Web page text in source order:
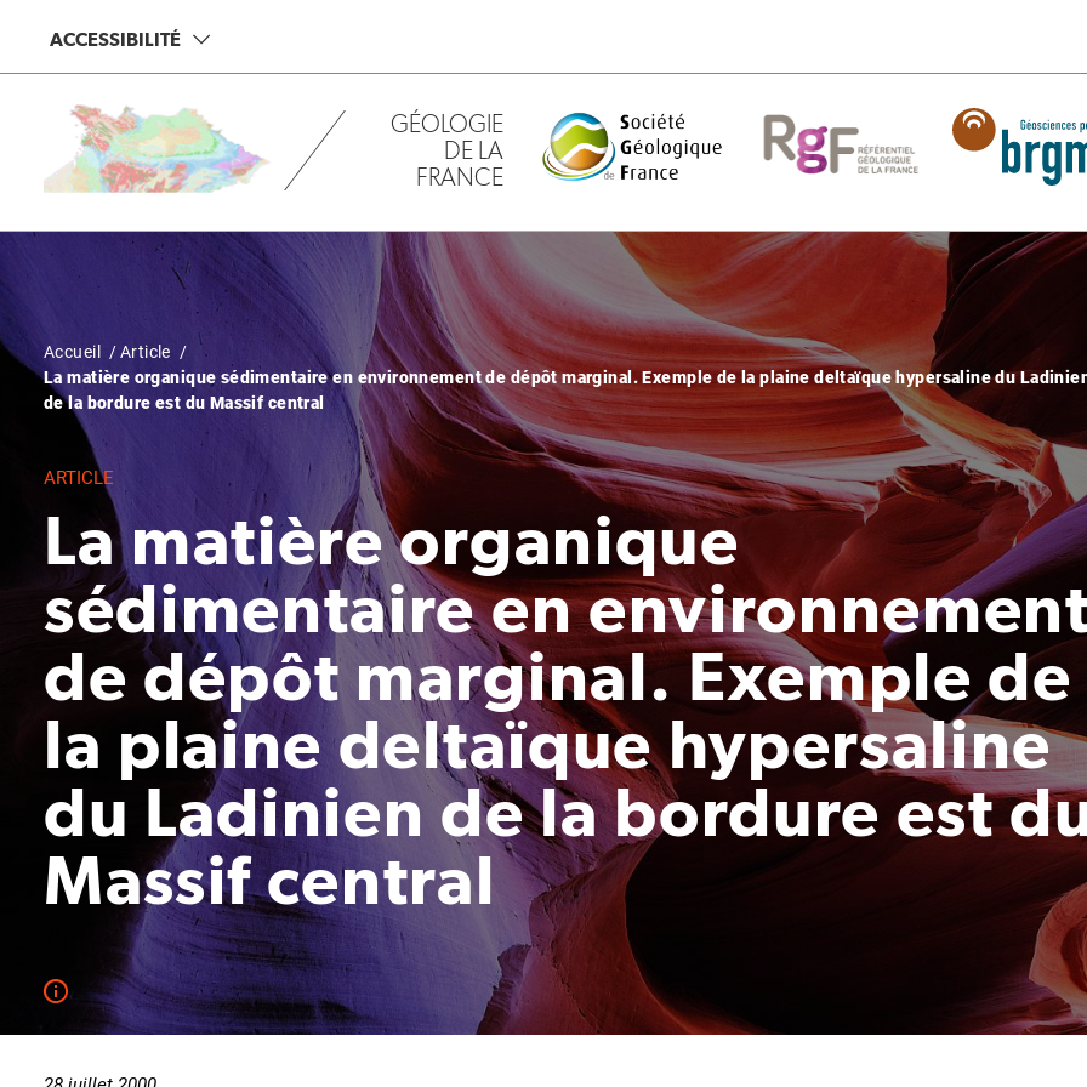
contenu
ACCESSIBILITÉ
GÉOLOGIE
DE LA
FRANCE
Fil
d'Ariane
Accueil
Article
La matière organique sédimentaire en environnement de dépôt marginal. Exemple de la plaine deltaïque hypersaline du
de la bordure est du Massif central
ARTICLE
La matière organique
sédimentaire en
de dépôt marginal. Exemple de
la plaine deltaïque hypersaline
du Ladinien de la bordure est
Massif central